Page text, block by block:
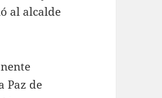
al alcalde
Paz de